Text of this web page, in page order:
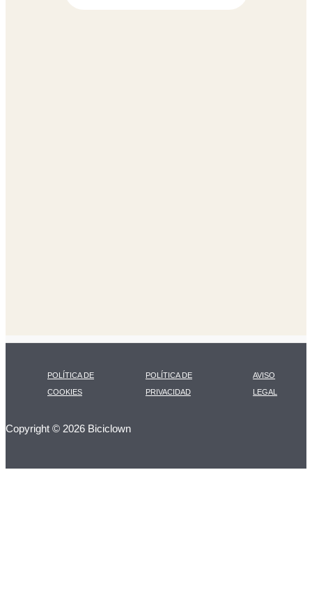
POLÍTICA DE
COOKIES
POLÍTICA DE
PRIVACIDAD
AVISO
LEGAL
Copyright © 2026 Biciclown